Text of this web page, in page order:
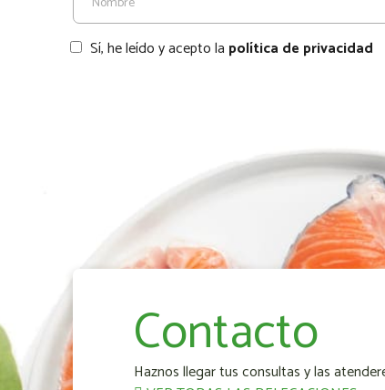
Sí, he leído y acepto la política de privacidad
Contacto
Haznos llegar tus consultas y las